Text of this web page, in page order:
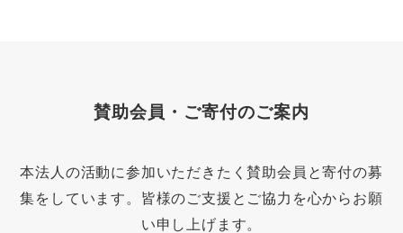
賛助会員・ご寄付のご案内
本法人の活動に参加いただきたく賛助会員と寄付の募
集をしています。皆様のご支援とご協力を心からお願
い申し上げます。